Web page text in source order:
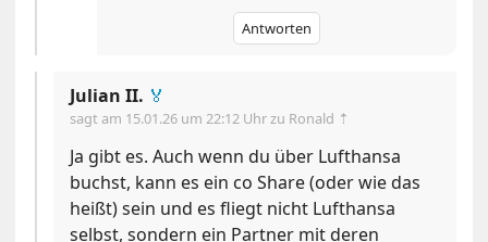
Antworten
Julian II. 🏅
sagt am 15.01.26 um 22:12 Uhrzu Ronald ⇡
Ja gibt es. Auch wenn du über Lufthansa
buchst, kann es ein co Share (oder wie das
heißt) sein und es fliegt nicht Lufthansa
selbst, sondern ein Partner mit deren